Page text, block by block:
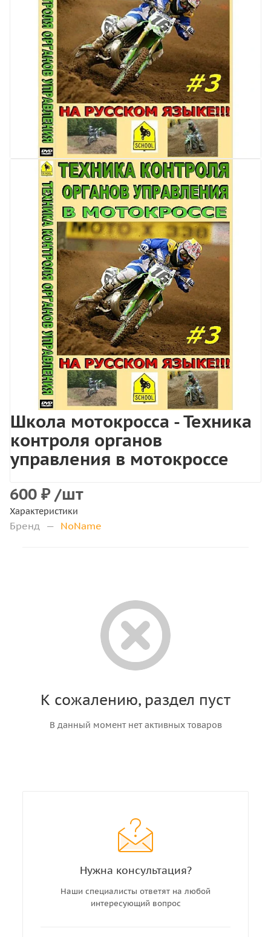
Школа мотокросса - Техника
контроля органов
управления в мотокроссе
600 ₽ /шт
Характеристики
Бренд — NoName
К сожалению, раздел пуст
В данный момент нет активных товаров
Нужна консультация?
Наши специалисты ответят на любой
интересующий вопрос